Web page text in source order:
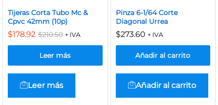
Tijeras Corta Tubo Mc &
Cpvc 42mm (10p)
$178.92 $210.50 + IVA
Leer más
Leer más
Pinza 6-1/64 Corte
Diagonal Urrea
$273.60 + IVA
Añadir al carrito
Añadir al carrito